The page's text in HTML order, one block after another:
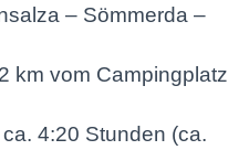
– Sömmerda –
km vom Campingplatz
4:20 Stunden (ca.